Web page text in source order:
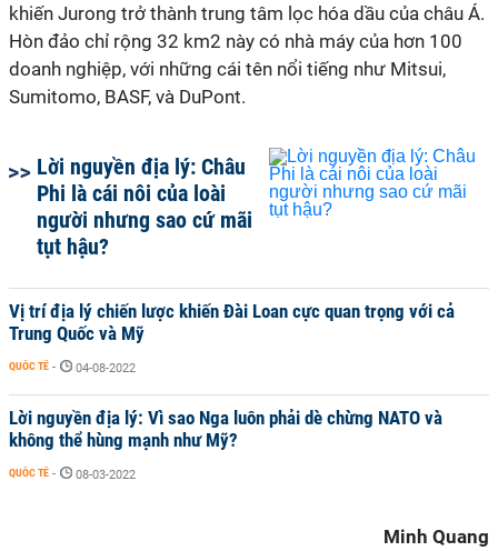
khiến Jurong trở thành trung tâm lọc hóa dầu của châu Á.
Hòn đảo chỉ rộng 32 km2 này có nhà máy của hơn 100
doanh nghiệp, với những cái tên nổi tiếng như Mitsui,
Sumitomo, BASF, và DuPont.
Lời nguyền địa lý: Châu
Phi là cái nôi của loài
người nhưng sao cứ mãi
tụt hậu?
Vị trí địa lý chiến lược khiến Đài Loan cực quan trọng với cả
Trung Quốc và Mỹ
QUỐC TẾ - 04-08-2022
Lời nguyền địa lý: Vì sao Nga luôn phải dè chừng NATO và
không thể hùng mạnh như Mỹ?
QUỐC TẾ - 08-03-2022
Minh Quang